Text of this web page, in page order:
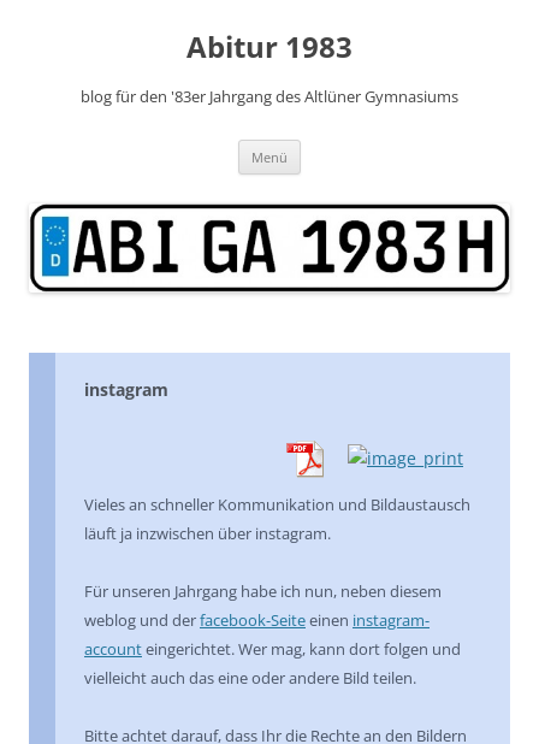
Abitur 1983
blog für den '83er Jahrgang des Altlüner Gymnasiums
Menü
instagram
Vieles an schneller Kommunikation und Bildaustausch
läuft ja inzwischen über instagram.
Für unseren Jahrgang habe ich nun, neben diesem
weblog und derfacebook-Seiteeinen instagram-
accounteingerichtet. Wer mag, kann dort folgen und
vielleicht auch das eine oder andere Bild teilen.
Bitte achtet darauf, dass Ihr die Rechte an den Bildern